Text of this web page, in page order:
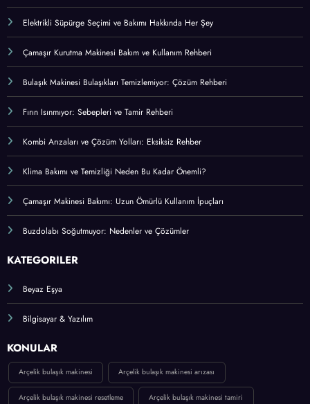
Elektrikli Süpürge Seçimi ve Bakımı Hakkında Her Şey
Çamaşır Kurutma Makinesi Bakım ve Kullanım Rehberi
Bulaşık Makinesi Bulaşıkları Temizlemiyor: Çözüm Rehberi
Fırın Isınmıyor: Sebepleri ve Tamir Rehberi
Kombi Arızaları ve Çözüm Yolları: Eksiksiz Rehber
Klima Bakımı ve Temizliği Neden Bu Kadar Önemli?
Çamaşır Makinesi Bakımı: Uzun Ömürlü Kullanım İpuçları
Buzdolabı Soğutmuyor: Nedenler ve Çözümler
KATEGORİLER
Beyaz Eşya
Bilgisayar & Yazılım
KONULAR
Arçelik bulaşık makinesi Arçelik bulaşık makinesi arızası
Arçelik bulaşık makinesi resetleme Arçelik bulaşık makinesi tamiri